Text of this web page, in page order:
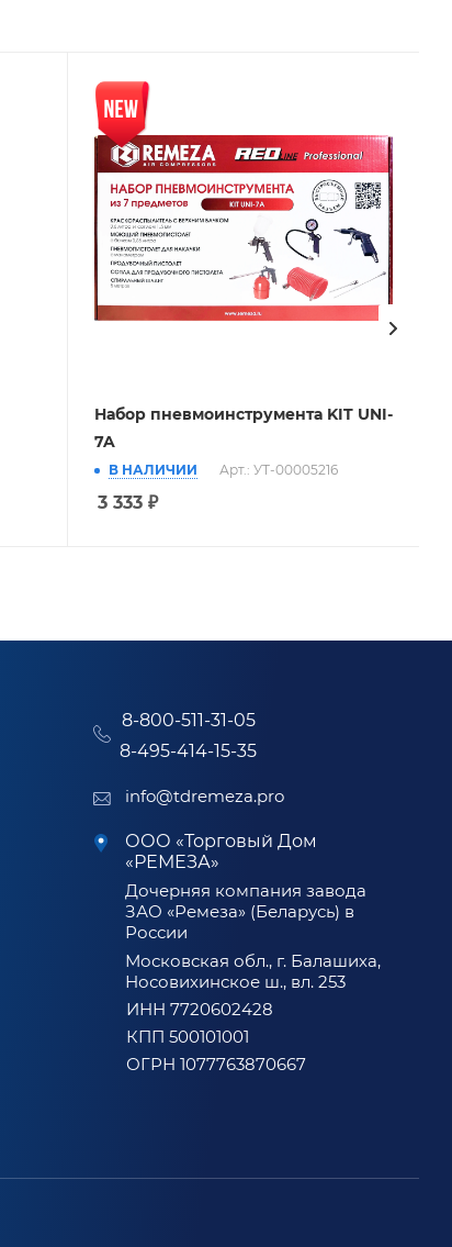
Набор пневмоинструмента KIT UNI-
7A
В НАЛИЧИИ Арт.: УТ-00005216
3 333 ₽
8-800-511-31-05
8-495-414-15-35
info@tdremeza.pro
ООО «Торговый Дом
«РЕМЕЗА»
Дочерняя компания завода
ЗАО «Ремеза» (Беларусь) в
России
Московская обл., г. Балашиха,
Носовихинское ш., вл. 253
ИНН 7720602428
КПП 500101001
ОГРН 1077763870667